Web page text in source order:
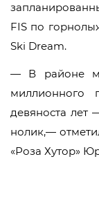
FIS по
Ski Dream.
— В районе
миллионного
девяноста лет
нолик,—
«Роза Хутор»